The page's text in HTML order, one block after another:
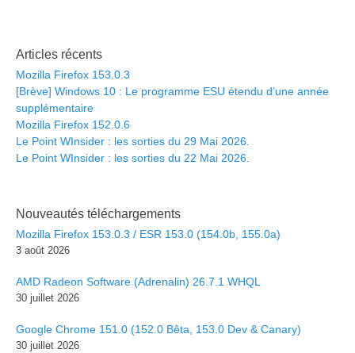
Articles récents
Mozilla Firefox 153.0.3
[Brève] Windows 10 : Le programme ESU étendu d’une année
supplémentaire
Mozilla Firefox 152.0.6
Le Point WInsider : les sorties du 29 Mai 2026.
Le Point WInsider : les sorties du 22 Mai 2026.
Nouveautés téléchargements
Mozilla Firefox 153.0.3 / ESR 153.0 (154.0b, 155.0a)
3 août 2026
AMD Radeon Software (Adrenalin) 26.7.1 WHQL
30 juillet 2026
Google Chrome 151.0 (152.0 Bêta, 153.0 Dev & Canary)
30 juillet 2026